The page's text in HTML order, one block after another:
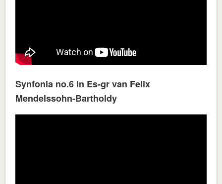
Synfonia no.6 in Es-gr van Felix
Mendelssohn-Bartholdy